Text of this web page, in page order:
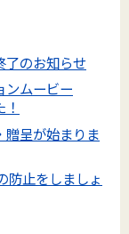
了のお知らせ
ンムービー
贈呈が始まりま
防止をしましょ